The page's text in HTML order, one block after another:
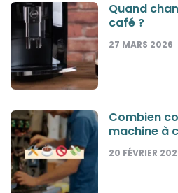
Quand
café ?
27 MARS 2026
Combien
machine à
20 FÉVRIER